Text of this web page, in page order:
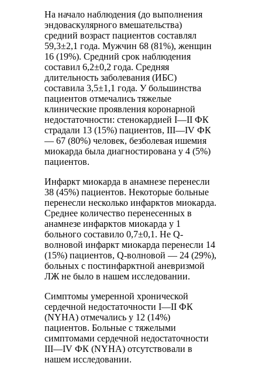
На начало наблюдения (до выполнения
эндоваскулярного вмешательства)
средний возраст пациентов составлял
59,3±2,1 года. Мужчин 68 (81%), женщин
16 (19%). Средний срок наблюдения
составил 6,2±0,2 года. Средняя
длительность заболевания (ИБС)
составила 3,5±1,1 года. У большинства
пациентов отмечались тяжелые
клинические проявления коронарной
недостаточности: стенокардией I—II ФК
страдали 13 (15%) пациентов, III—IV ФК
— 67 (80%) человек, безболевая ишемия
миокарда была диагностирована у 4 (5%)
пациентов.
Инфаркт миокарда в анамнезе перенесли
38 (45%) пациентов. Некоторые больные
перенесли несколько инфарктов миокарда.
Среднее количество перенесенных в
анамнезе инфарктов миокарда у 1
больного составило 0,7±0,1. Не Q-
волновой инфаркт миокарда перенесли 14
(15%) пациентов, Q-волновой — 24 (29%),
больных с постинфарктной аневризмой
ЛЖ не было в нашем исследовании.
Симптомы умеренной хронической
сердечной недостаточности I—II ФК
(NYHA) отмечались у 12 (14%)
пациентов. Больные с тяжелыми
симптомами сердечной недостаточности
III—IV ФК (NYHA) отсутствовали в
нашем исследовании.